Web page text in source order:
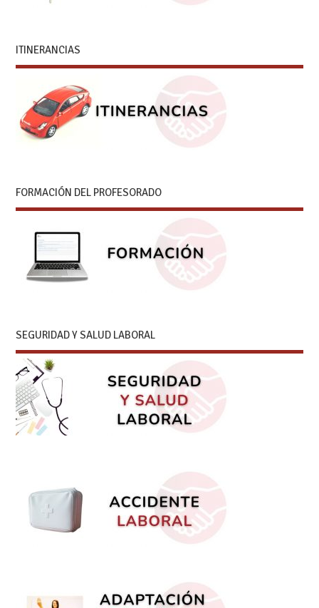
ITINERANCIAS
FORMACIÓN DEL PROFESORADO
SEGURIDAD Y SALUD LABORAL